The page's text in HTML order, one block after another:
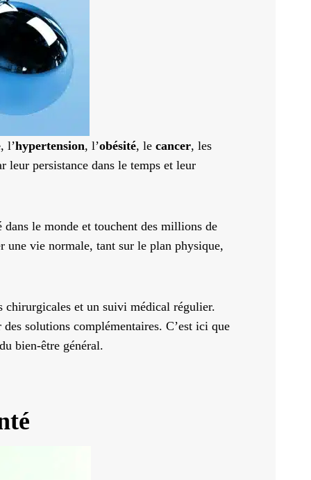
, l’hypertension, l’obésité, le cancer, les
leur persistance dans le temps et leur
le monde et touchent des millions de
une vie normale, tant sur le plan physique,
chirurgicales et un suivi médical régulier.
solutions complémentaires. C’est ici que
bien-être général.